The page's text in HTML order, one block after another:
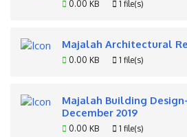
0.00 KB 1 file(s)
Majalah Architectural
0.00 KB 1 file(s)
Majalah Building
December 2019
0.00 KB 1 file(s)